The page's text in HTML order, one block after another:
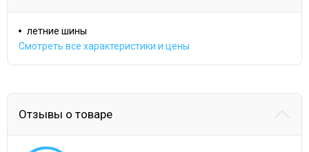
летние шины
Смотреть все характеристики и цены
Отзывы о товаре